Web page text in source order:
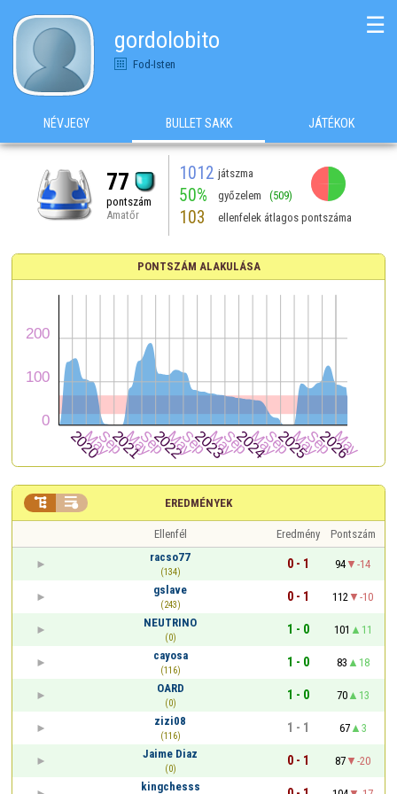
gordolobito
Fod-Isten
☰
NÉVJEGY BULLET SAKK JÁTÉKOK
77
pontszám
Amatőr
1012 játszma
50% győzelem (509)
103 ellenfelek átlagos pontszáma
PONTSZÁM ALAKULÁSA
EREDMÉNYEK
 
Ellenfél Eredmény
Pontszám
racso77
(134)
0 - 1 94
-14
gslave
(243)
0 - 1 112
-10
NEUTRINO
(0)
1 - 0 101
11
cayosa
(116)
1 - 0 83
18
OARD
(0)
1 - 0 70
13
zizi08
(116)
1 - 1 67
3
Jaime Diaz
(0)
0 - 1 87
-20
kingchesss